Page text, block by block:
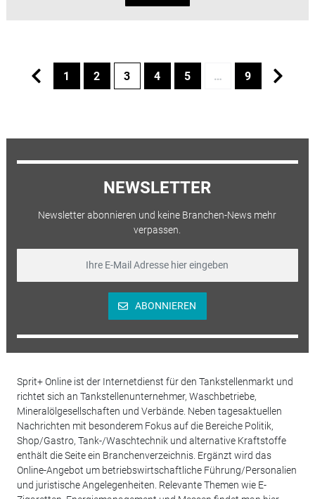
1 2 3 4 5 … 9
NEWSLETTER
Newsletter abonnieren und keine Branchen-News mehr
verpassen.
ABONNIEREN
Sprit+ Online ist der Internetdienst für den Tankstellenmarkt und
richtet sich an Tankstellenunternehmer, Waschbetriebe,
Mineralölgesellschaften und Verbände. Neben tagesaktuellen
Nachrichten mit besonderem Fokus auf die Bereiche Politik,
Shop/Gastro, Tank-/Waschtechnik und alternative Kraftstoffe
enthält die Seite ein Branchenverzeichnis. Ergänzt wird das
Online-Angebot um betriebswirtschaftliche Führung/Personalien
und juristische Angelegenheiten. Relevante Themen wie E-